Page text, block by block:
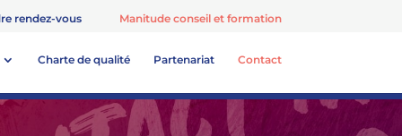
rendez-vous Manitude conseil et formation
Charte de qualité Partenariat Contact